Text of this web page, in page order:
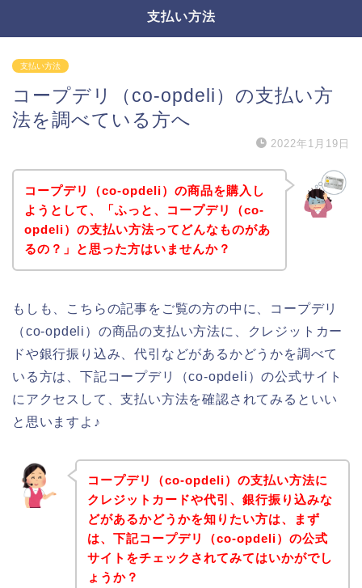
支払い方法
支払い方法
コープデリ（co-opdeli）の支払い方
法を調べている方へ
2022年1月19日
コープデリ（co-opdeli）の商品を購入し
ようとして、「ふっと、コープデリ（co-
opdeli）の支払い方法ってどんなものがあ
るの？」と思った方はいませんか？
もしも、こちらの記事をご覧の方の中に、コープデリ
（co-opdeli）の商品の支払い方法に、クレジットカー
ドや銀行振り込み、代引などがあるかどうかを調べて
いる方は、下記コープデリ（co-opdeli）の公式サイト
にアクセスして、支払い方法を確認されてみるといい
と思いますよ♪
コープデリ（co-opdeli）の支払い方法に
クレジットカードや代引、銀行振り込みな
どがあるかどうかを知りたい方は、まず
は、下記コープデリ（co-opdeli）の公式
サイトをチェックされてみてはいかがでし
ょうか？